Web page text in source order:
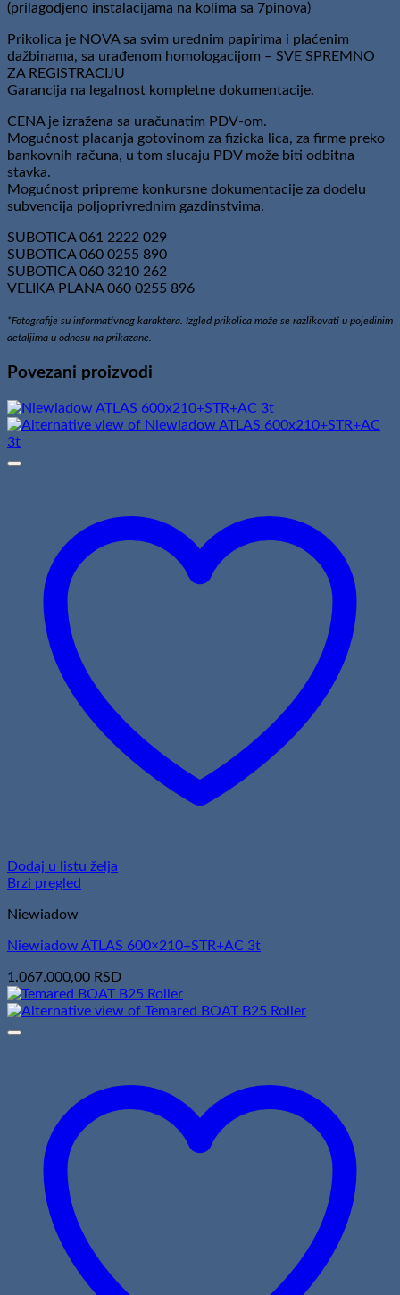
(prilagodjeno instalacijama na kolima sa 7pinova)
Prikolica je NOVA sa svim urednim papirima i plaćenim
dažbinama, sa urađenom homologacijom – SVE SPREMNO
ZA REGISTRACIJU
Garancija na legalnost kompletne dokumentacije.
CENA je izražena sa uračunatim PDV-om.
Mogućnost placanja gotovinom za fizicka lica, za firme preko
bankovnih računa, u tom slucaju PDV može biti odbitna
stavka.
Mogućnost pripreme konkursne dokumentacije za dodelu
subvencija poljoprivrednim gazdinstvima.
SUBOTICA 061 2222 029
SUBOTICA 060 0255 890
SUBOTICA 060 3210 262
VELIKA PLANA 060 0255 896
*Fotografije su informativnog karaktera. Izgled prikolica može se razlikovati u pojedinim
detaljima u odnosu na prikazane.
Povezani proizvodi
Dodaj u listu želja
Brzi pregled
Niewiadow
Niewiadow ATLAS 600×210+STR+AC 3t
1.067.000,00 RSD